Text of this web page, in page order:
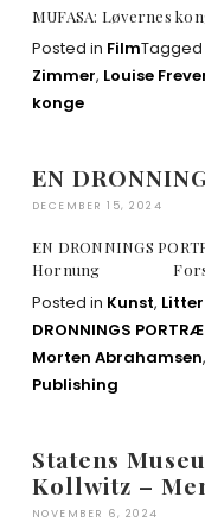
MUFASA:
Posted in FilmTagged
Zimmer, Louise
konge
EN
DECEMBER 15, 2024
EN DRONNINGS
Hornung
Posted in Kunst,
DRONNINGS
Morten Abrahamsen,
Publishing
Statens
Kollwitz –
NOVEMBER 6, 2024